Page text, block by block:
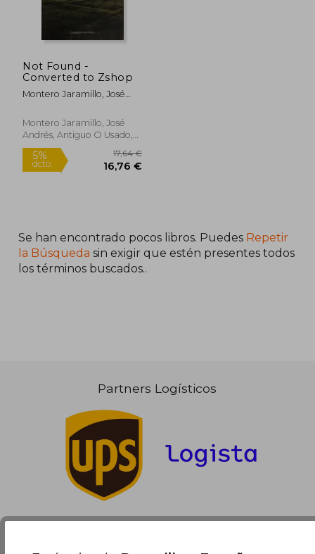
Not Found -
Converted to Zshop
Montero Jaramillo, José
Montero Jaramillo, José
Andrés, Antiguo O Usado,
Usado
Se han encontrado pocos libros. Puedes Repetir
la Búsqueda sin exigir que estén presentes todos
los términos buscados..
Partners Logísticos